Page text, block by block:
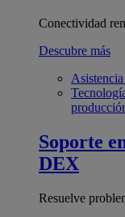
Conectividad
Descubre más
Soporte
DEX
Resuelve